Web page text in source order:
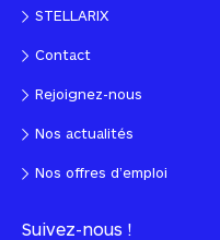
SaaS
STELLARIX
Contact
Rejoignez-nous
Nos actualités
Nos offres d’emploi
Suivez-nous !